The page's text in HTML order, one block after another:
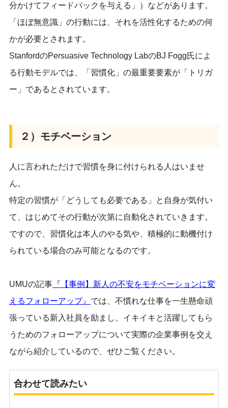
分かけてフィードバックを与える」）などがあります。
「ほぼ無意識」の行動には、それを活性化するための何
かが必要とされます。
StanfordのPersuasive Technology LabのBJ Fogg氏によ
る行動モデルでは、「習慣化」の最重要要素が「トリガ
ー」であるとされています。
２）モチベーション
人に言われただけで習慣を身に付けられる人はいませ
ん。
特定の習慣が「どうしても必要である」と自身が気付い
て、はじめてその行動が次第に自動化されていきます。
ですので、習慣化は本人のやる気や、積極的に動機付け
られている場合のみ可能となるのです。
UMUの記事『【事例】新人の不安をモチベーションに変
えるフォローアップ』 では、不慣れな仕事を一生懸命頑
張っている新入社員を励まし、イキイキと活躍してもら
うためのフォローアップについて実際の企業事例を交え
ながら紹介しているので、ぜひご覧ください。
合わせて読みたい